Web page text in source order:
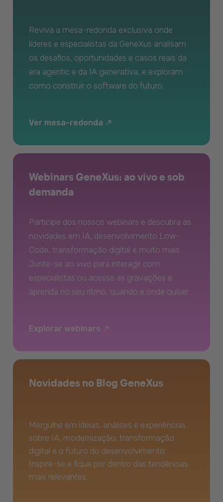
Reviva a mesa-redonda exclusiva onde
líderes e especialistas da GeneXus analisam
os desafios, oportunidades e casos reais da
era agentic e da IA generativa, e exploram
como construir o software do futuro.
Ver mesa-redonda
Webinars GeneXus: ao vivo e sob
demanda
Participe dos nossos webinars e descubra as
novidades em IA, desenvolvimento Low-
Code, transformação digital e muito mais.
Junte-se ao vivo para interagir com
especialistas ou acesse as gravações e
aprenda no seu ritmo, quando e onde quiser.
Explorar webinars
Novidades no Blog GeneXus
Mergulhe em ideias, análises e experiências
sobre IA, modernização, transformação
digital e o futuro do desenvolvimento.
Inspire-se e fique por dentro das tendências
mais relevantes.